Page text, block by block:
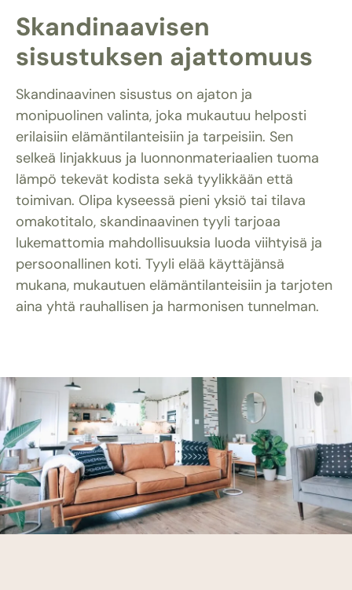
Skandinaavisen
sisustuksen ajattomuus
Skandinaavinen sisustus on ajaton ja
monipuolinen valinta, joka mukautuu helposti
erilaisiin elämäntilanteisiin ja tarpeisiin. Sen
selkeä linjakkuus ja luonnonmateriaalien tuoma
lämpö tekevät kodista sekä tyylikkään että
toimivan. Olipa kyseessä pieni yksiö tai tilava
omakotitalo, skandinaavinen tyyli tarjoaa
lukemattomia mahdollisuuksia luoda viihtyisä ja
persoonallinen koti. Tyyli elää käyttäjänsä
mukana, mukautuen elämäntilanteisiin ja tarjoten
aina yhtä rauhallisen ja harmonisen tunnelman.